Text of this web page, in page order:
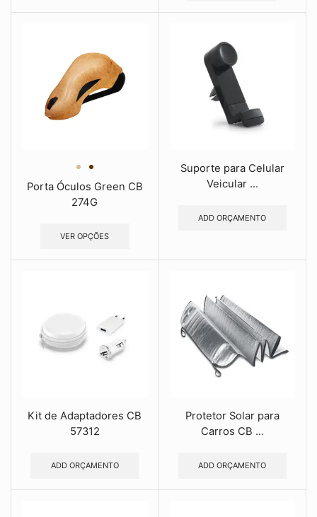
Porta Óculos Green CB
274G
VER OPÇÕES
Suporte para Celular
Veicular ...
ADD ORÇAMENTO
Kit de Adaptadores CB
57312
ADD ORÇAMENTO
Protetor Solar para
Carros CB ...
ADD ORÇAMENTO